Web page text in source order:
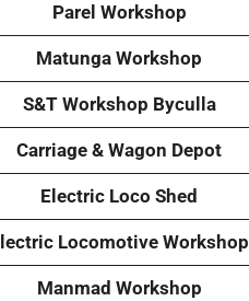
Parel Workshop
Matunga Workshop
S&T Workshop Byculla
Carriage & Wagon Depot
Electric Loco Shed
Locomotive Workshop
Manmad Workshop